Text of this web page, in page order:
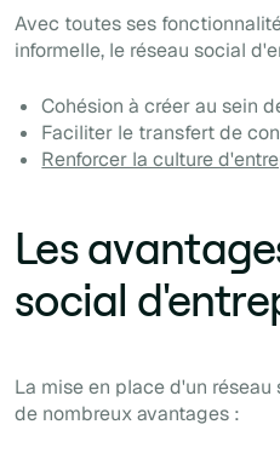
Avec toutes ses
informelle, le réseau social
Cohésion à créer au sein
Faciliter le transfert de
Renforcer la culture
Les
social
La mise en place d'un
de nombreux avantages :